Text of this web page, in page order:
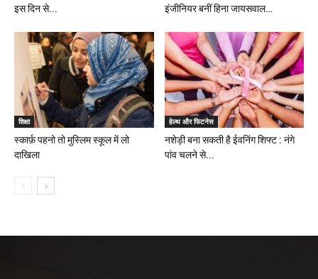
इस दिन से...
इंजीनियर बनीं हिना जायसवाल…
शिक्षा
स्कार्फ़ पहनो तो मुस्लिम स्कूल में लो
दाखिला
हेल्थ और फिटनेस
नशेड़ी बना सकती है ईवनिंग शिफ्ट : नंगे
पांव चलने से...